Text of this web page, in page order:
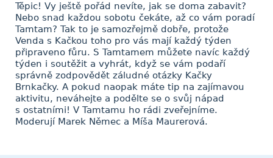
Těpic! Vy ještě pořád nevíte, jak se doma zabavit?
Nebo snad každou sobotu čekáte, až co vám poradí
Tamtam? Tak to je samozřejmě dobře, protože
Venda s Kačkou toho pro vás mají každý týden
připraveno fůru. S Tamtamem můžete navíc každý
týden i soutěžit a vyhrát, když se vám podaří
správně zodpovědět záludné otázky Kačky
Brnkačky. A pokud naopak máte tip na zajímavou
aktivitu, neváhejte a podělte se o svůj nápad
s ostatními! V Tamtamu ho rádi zveřejníme.
Moderují Marek Němec a Míša Maurerová.